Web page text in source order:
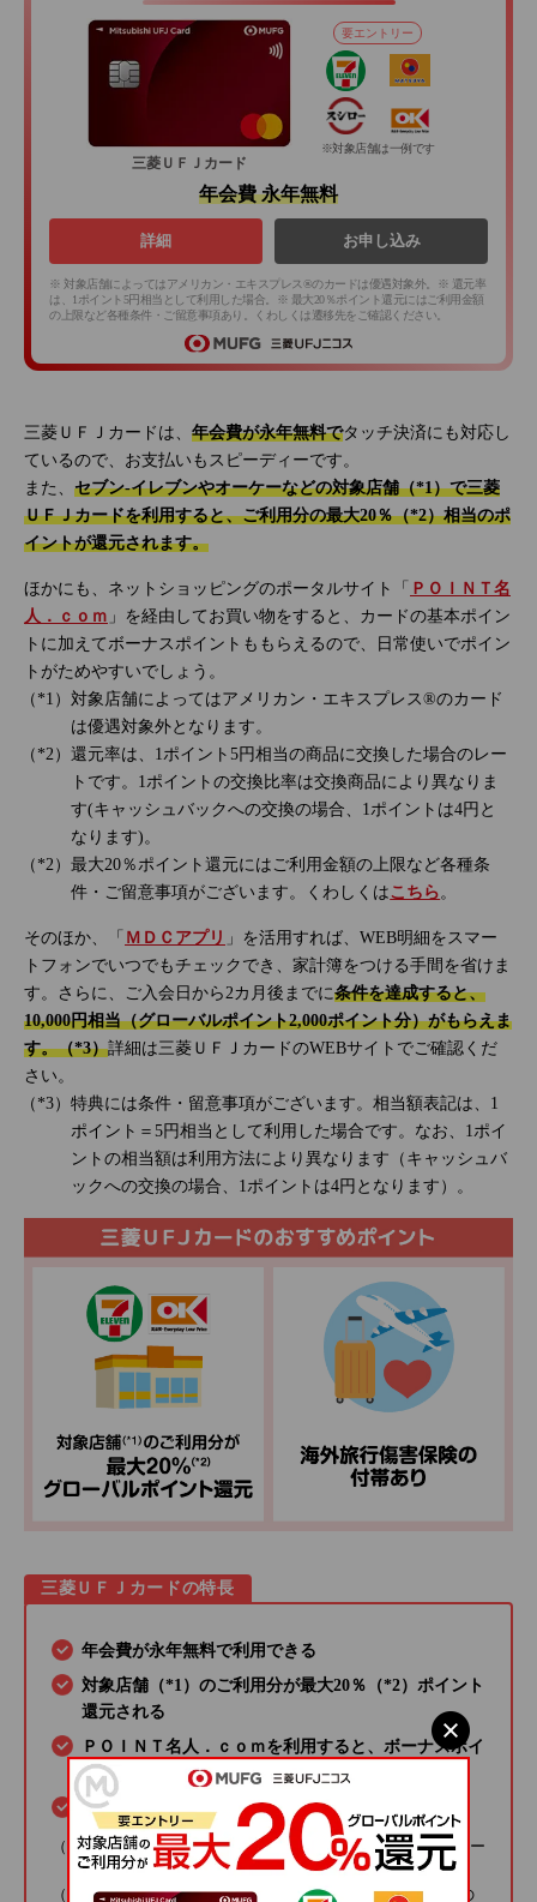
三菱ＵＦＪカード
要エントリー
※対象店舗は一例です
年会費 永年無料
詳細 お申し込み
※ 対象店舗によってはアメリカン・エキスプレス®のカードは優遇対象外。※ 還元率
は、1ポイント5円相当として利用した場合。※ 最大20％ポイント還元にはご利用金額
の上限など各種条件・ご留意事項あり。くわしくは遷移先をご確認ください。
三菱ＵＦＪカードは、 年会費が永年無料でタッチ決済にも対応し
ているので、お支払いもスピーディーです。
また、 セブン‐イレブンやオーケーなどの対象店舗（*1）で三菱
ＵＦＪカードを利用すると、ご利用分の最大20％（*2）相当のポ
イントが還元されます。
ほかにも、ネットショッピングのポータルサイト「
ＰＯＩＮＴ名
人．ｃｏｍ 」を経由してお買い物をすると、カードの基本ポイン
トに加えてボーナスポイントももらえるので、日常使いでポイン
トがためやすいでしょう。
対象店舗によってはアメリカン・エキスプレス®のカード
は優遇対象外となります。
還元率は、1ポイント5円相当の商品に交換した場合のレー
トです。1ポイントの交換比率は交換商品により異なりま
す(キャッシュバックへの交換の場合、1ポイントは4円と
なります)。
最大20％ポイント還元にはご利用金額の上限など各種条
件・ご留意事項がございます。くわしくはこちら 。
そのほか、「 ＭＤＣアプリ 」を活用すれば、WEB明細をスマー
トフォンでいつでもチェックでき、家計簿をつける手間を省けま
す。さらに、ご入会日から2カ月後までに条件を達成すると、
10,000円相当（グローバルポイント2,000ポイント分）がもらえま
す。（*3）詳細は三菱ＵＦＪカードのWEBサイトでご確認くだ
さい。
特典には条件・留意事項がございます。相当額表記は、1
ポイント＝5円相当として利用した場合です。なお、1ポイ
ントの相当額は利用方法により異なります（キャッシュバ
ックへの交換の場合、1ポイントは4円となります）。
三菱ＵＦＪカードの特長
年会費が永年無料で利用できる
対象店舗（*1）のご利用分が最大20％（*2）ポイント
還元される
ＰＯＩＮＴ名人．ｃｏｍを利用すると、ボーナスポイ
ントもたまる
ＭＤＣアプリのWEB明細を家計簿代わりに使える
（*1）対象店舗によってはアメリカン・エキスプレス®のカー
ドは優遇対象外となります。
（*2）還元率は、1ポイント5円相当の商品に交換した場合の